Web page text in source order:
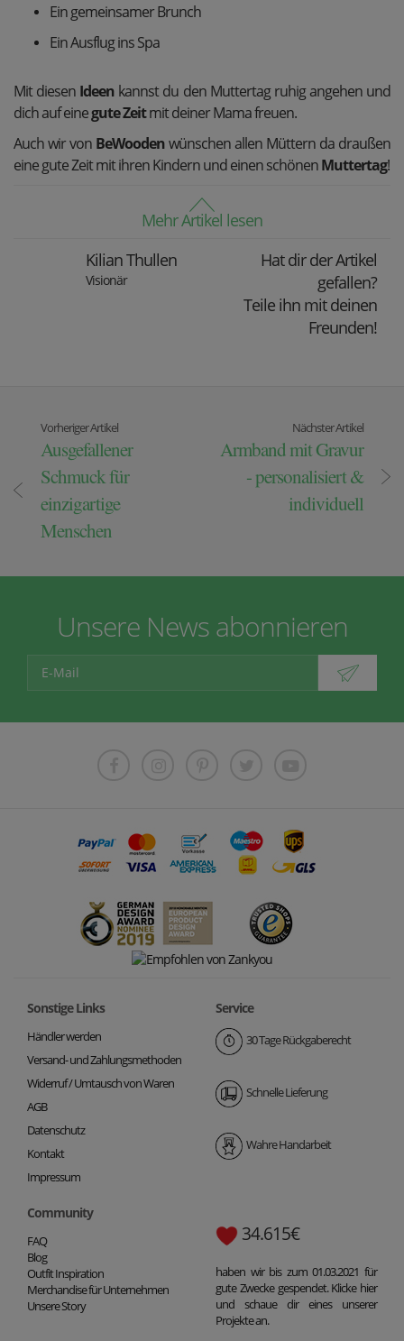
Ein gemeinsamer Brunch
Ein Ausflug ins Spa
Mit diesen Ideen kannst du den Muttertag ruhig angehen und
dich auf einegute Zeitmit deiner Mama freuen.
Auch wir von BeWoodenwünschen allen Müttern da draußen
eine gute Zeit mit ihren Kindern und einen schönenMuttertag!
Mehr Artikel lesen
Kilian Thullen
Visionär
Hat dir der Artikel
gefallen?
Teile ihn mit deinen
Freunden!
Vorheriger Artikel
Ausgefallener
Schmuck für
einzigartige
Menschen
Nächster Artikel
Armband mit Gravur
- personalisiert &
individuell
Unsere News abonnieren
Sonstige Links
Händler werden
Versand- und Zahlungsmethoden
Widerruf / Umtausch von Waren
AGB
Datenschutz
Kontakt
Impressum
Service
30 Tage Rückgaberecht
Schnelle Lieferung
Wahre Handarbeit
Community
FAQ
Blog
Outfit Inspiration
Merchandise für Unternehmen
Unsere Story
34.615€
haben wir bis zum 01.03.2021 für
gute Zwecke gespendet. Klicke hier
und schaue dir eines unserer
Projekte an.